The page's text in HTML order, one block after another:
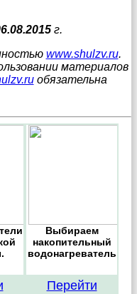
г.
www.shulzv.ru.
материалов
обязательна
Выбираем
накопительный
водонагреватель
Перейти